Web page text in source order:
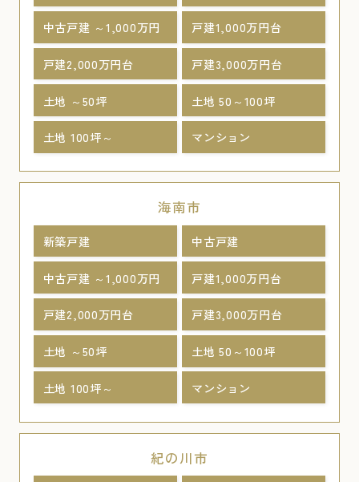
中古戸建 ～1,000万円 戸建1,000万円台
戸建2,000万円台 戸建3,000万円台
土地 ～50坪 土地 50～100坪
土地 100坪～ マンション
海南市
新築戸建 中古戸建
中古戸建 ～1,000万円 戸建1,000万円台
戸建2,000万円台 戸建3,000万円台
土地 ～50坪 土地 50～100坪
土地 100坪～ マンション
紀の川市